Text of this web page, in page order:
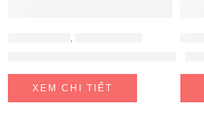
XEM CHI TIẾT